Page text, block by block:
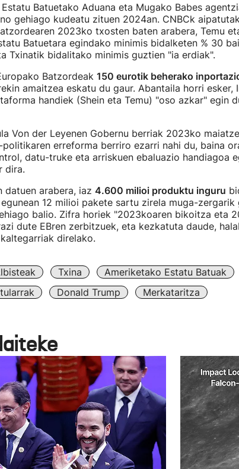
Batuetako Aduana eta Mugako Babes
gehiago kudeatu zituen 2024an. CNBCk
2023ko txosten baten arabera, Temu
Batuetara egindako minimis bidalketen % 30
Txinatik bidalitako minimis guztien "ia erdiak".
Batzordeak 150 eurotik beherako
amaitzea eskatu du gaur. Abantaila horri
handiek (Shein eta Temu) "oso azkar" egin
Von der Leyenen Gobernu berriak 2023ko
politikaren erreforma berriro ezarri nahi du, baina
datu-truke eta arriskuen ebaluazio handiagoa
dira.
datuen arabera, iaz 4.600 milioi produktu inguru
12 milioi pakete sartu zirela muga-zergarik
balio. Zifra horiek "2023koaren bikoitza eta
dute EBren zerbitzuek, eta kezkatuta daude,
direlako.
Txina
Ameriketako Estatu Batuak
Donald Trump Merkataritza